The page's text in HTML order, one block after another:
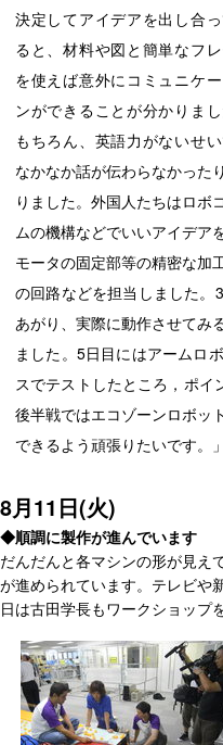
決定してアイデアを出し合
ると、材料や図と簡単なフ
を使えば意外にコミュニケー
ンができることが分かりまし
もちろん、英語力がないせい
なかなか話が伝わらなかった
りました。外国人たちはロボ
ムの機構などでいいアイデア
モータの固定部等の精密な加
の回路などを担当しました。
あがり、実際に動作させてみ
ました。5日目にはアームロ
スでテストしたところ，ポ
後半戦ではエコゾーンロボッ
できるよう頑張りたいです。」
8月11日(火)
◆順調に製作が進んでいます
だんだんと各マシンの形が見え
が進められています。テレビや
日は古田学長もワークショップ